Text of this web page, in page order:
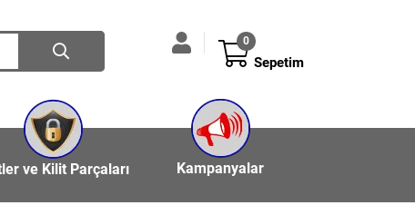
Sepetim
0
ve Kilit Parçaları Kampanyalar